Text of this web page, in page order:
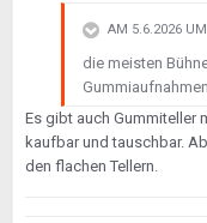
AM 5.6.2026
die meisten
Gummiaufnahmen
Es gibt auch Gummiteller
kaufbar und tauschbar.
den flachen Tellern.